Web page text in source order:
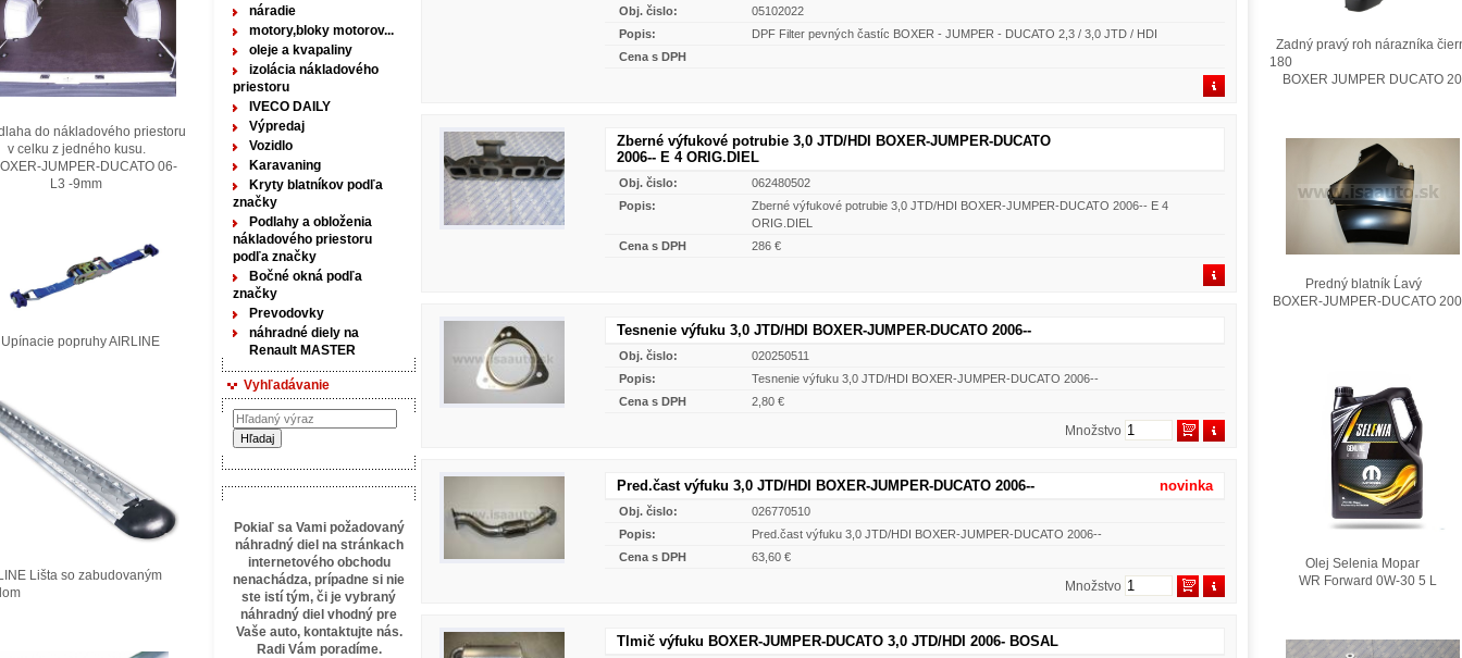
náradie
motory,bloky motorov...
oleje a kvapaliny
izolácia nákladového
priestoru
IVECO DAILY
Výpredaj
Vozidlo
Karavaning
Kryty blatníkov podľa
značky
Podlahy a obloženia
nákladového priestoru
podľa značky
Bočné okná podľa
značky
Prevodovky
náhradné diely na
Renault MASTER
Vyhľadávanie
Pokiaľ sa Vami požadovaný
náhradný diel na stránkach
internetového obchodu
nenachádza, prípadne si nie
ste istí tým, či je vybraný
náhradný diel vhodný pre
Vaše auto, kontaktujte nás.
Radi Vám poradíme.
Obj. čislo:
05102022
Popis:
DPF Filter pevných častíc BOXER - JUMPER - DUCATO 2,3 / 3,0 JTD / HDI
Cena s DPH
Zberné výfukové potrubie 3,0 JTD/HDI BOXER-JUMPER-DUCATO
2006-- E 4 ORIG.DIEL
Obj. čislo:
062480502
Popis:
Zberné výfukové potrubie 3,0 JTD/HDI BOXER-JUMPER-DUCATO 2006-- E 4
ORIG.DIEL
Cena s DPH
286 €
Tesnenie výfuku 3,0 JTD/HDI BOXER-JUMPER-DUCATO 2006--
Obj. čislo:
020250511
Popis:
Tesnenie výfuku 3,0 JTD/HDI BOXER-JUMPER-DUCATO 2006--
Cena s DPH
2,80 €
Množstvo
Pred.čast výfuku 3,0 JTD/HDI BOXER-JUMPER-DUCATO 2006-- novinka
Obj. čislo:
026770510
Popis:
Pred.čast výfuku 3,0 JTD/HDI BOXER-JUMPER-DUCATO 2006--
Cena s DPH
63,60 €
Množstvo
Tlmič výfuku BOXER-JUMPER-DUCATO 3,0 JTD/HDI 2006- BOSAL
do nákladového priestoru
z jedného kusu.
JUMPER-DUCATO 06-
-9mm
popruhy AIRLINE
Lišta so zabudovaným
Zadný pravý roh nárazníka
180
BOXER JUMPER DUCATO
Predný blatník Ĺavý
BOXER-JUMPER-DUCATO
Olej Selenia Mopar
WR Forward 0W-30 5 L